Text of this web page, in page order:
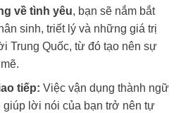
về tình yêu, bạn sẽ nắm bắt
sinh, triết lý và những giá trị
Trung Quốc, từ đó tạo nên sự
tiếp: Việc vận dụng thành ngữ
giúp lời nói của bạn trở nên tự